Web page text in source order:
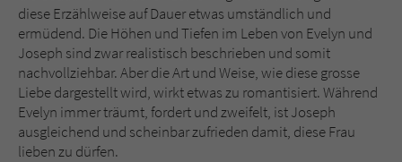
diese Erzählweise auf Dauer etwas umständlich und
ermüdend. Die Höhen und Tiefen im Leben von Evelyn und
Joseph sind zwar realistisch beschrieben und somit
nachvollziehbar. Aber die Art und Weise, wie diese grosse
Liebe dargestellt wird, wirkt etwas zu romantisiert. Während
Evelyn immer träumt, fordert und zweifelt, ist Joseph
ausgleichend und scheinbar zufrieden damit, diese Frau
lieben zu dürfen.